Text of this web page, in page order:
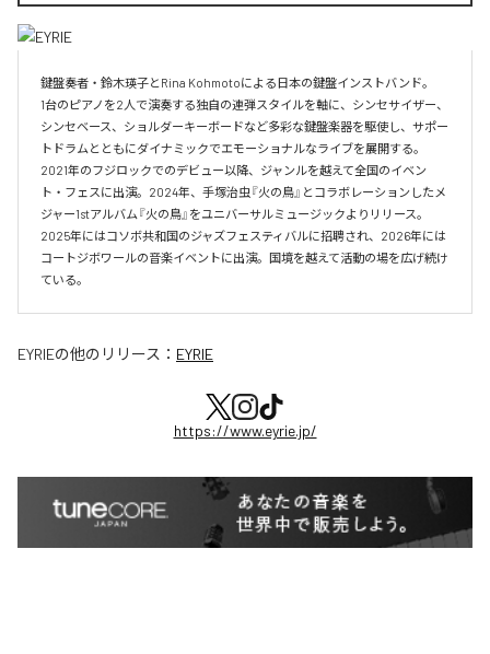
鍵盤奏者・鈴木瑛子とRina Kohmotoによる日本の鍵盤インストバンド。
1台のピアノを2人で演奏する独自の連弾スタイルを軸に、シンセサイザー、
シンセベース、ショルダーキーボードなど多彩な鍵盤楽器を駆使し、サポー
トドラムとともにダイナミックでエモーショナルなライブを展開する。
2021年のフジロックでのデビュー以降、ジャンルを越えて全国のイベン
ト・フェスに出演。2024年、手塚治虫『火の鳥』とコラボレーションしたメ
ジャー1stアルバム『火の鳥』をユニバーサルミュージックよりリリース。
2025年にはコソボ共和国のジャズフェスティバルに招聘され、2026年には
コートジボワールの音楽イベントに出演。国境を越えて活動の場を広げ続け
ている。​
EYRIEの他のリリース： EYRIE
https://www.eyrie.jp/